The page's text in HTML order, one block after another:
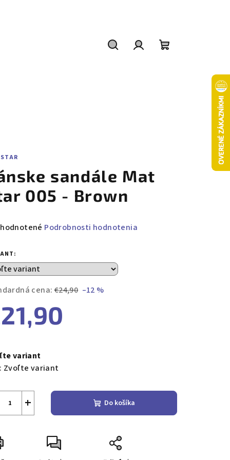
sandále Mat
005 - Brown
Podrobnosti hodnotenia
cena: €24,90 –12 %
variant
Zvoľte variant
+ Do košíka